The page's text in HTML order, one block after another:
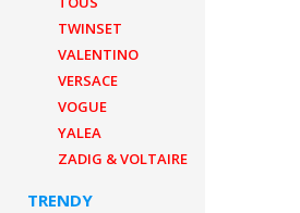
TWINSET
VALENTINO
VERSACE
VOGUE
YALEA
ZADIG & VOLTAIRE
TRENDY